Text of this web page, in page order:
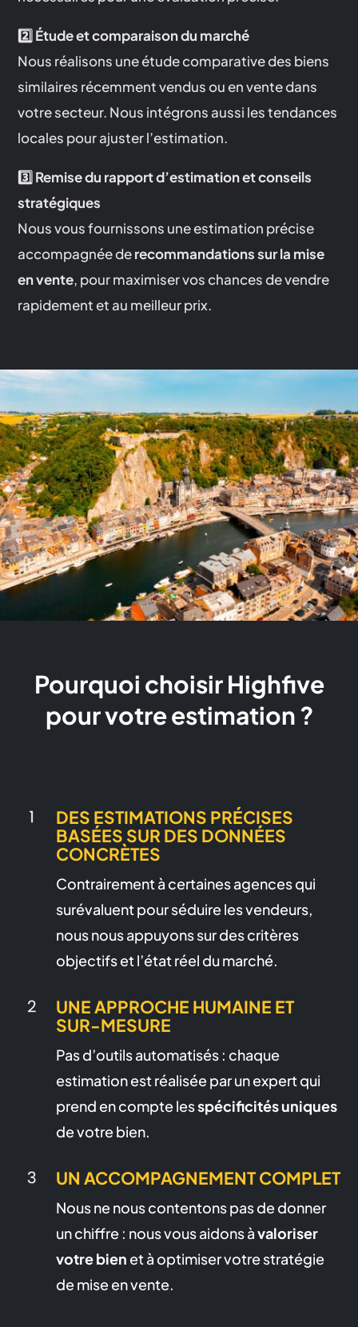
2️⃣ Étude et comparaison du marché
Nous réalisons une étude comparative des biens
similaires récemment vendus ou en vente dans
votre secteur. Nous intégrons aussi les tendances
locales pour ajuster l’estimation.
3️⃣ Remise du rapport d’estimation et conseils
stratégiques
Nous vous fournissons une estimation précise
accompagnée derecommandations sur la mise
en vente, pour maximiser vos chances de vendre
rapidement et au meilleur prix.
Pourquoi choisir Highfive
pour votre estimation ?
DES ESTIMATIONS PRÉCISES
BASÉES SUR DES DONNÉES
CONCRÈTES
Contrairement à certaines agences qui
surévaluent pour séduire les vendeurs,
nous nous appuyons sur des critères
objectifs et l’état réel du marché.
UNE APPROCHE HUMAINE ET
SUR-MESURE
Pas d’outils automatisés : chaque
estimation est réalisée par un expert qui
prend en compte lesspécificités uniques
de votre bien.
UN ACCOMPAGNEMENT COMPLET
Nous ne nous contentons pas de donner
un chiffre : nous vous aidons àvaloriser
votre bien et à optimiser votre stratégie
de mise en vente.